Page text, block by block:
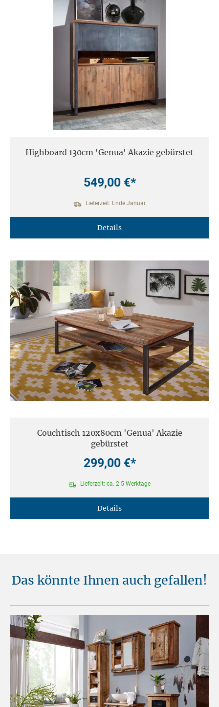
Highboard 130cm 'Genua' Akazie gebürstet
549,00 €*
Lieferzeit: Ende Januar
Details
Couchtisch 120x80cm 'Genua' Akazie
gebürstet
299,00 €*
Lieferzeit: ca. 2-5 Werktage
Details
Das könnte Ihnen auch gefallen!